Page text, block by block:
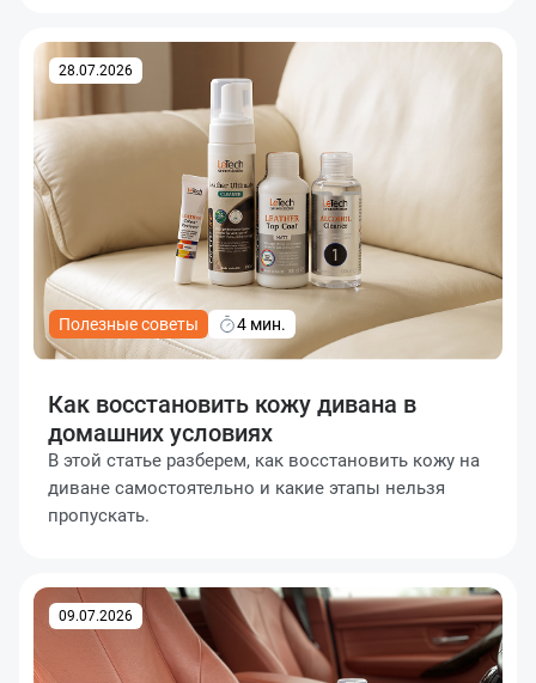
28.07.2026
Полезные советы 4 мин.
Как восстановить кожу дивана в
домашних условиях
В этой статье разберем, как восстановить кожу на
диване самостоятельно и какие этапы нельзя
пропускать.
09.07.2026